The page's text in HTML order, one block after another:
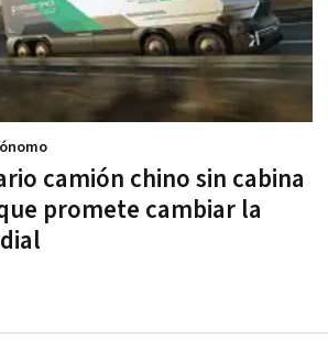
camión chino sin cabina
promete cambiar la